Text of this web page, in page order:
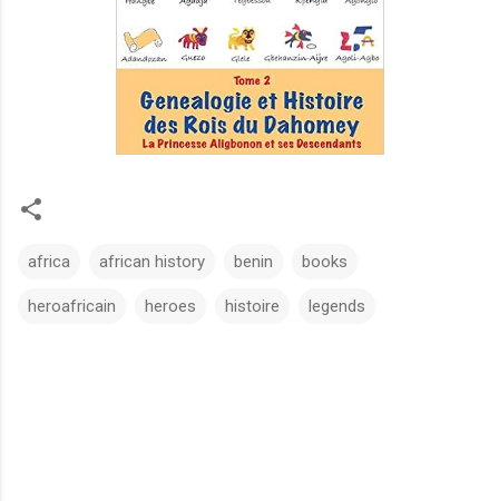
africa african history benin books
heroafricain heroes histoire legends